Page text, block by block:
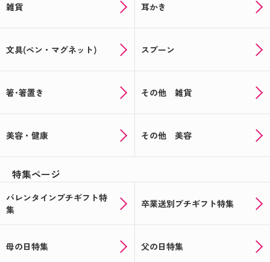
雑貨 耳かき
文具(ペン・マグネット) スプーン
箸･箸置き その他 雑貨
美容・健康 その他 美容
特集ページ
バレンタインプチギフト特
集
卒業送別プチギフト特集
母の日特集 父の日特集